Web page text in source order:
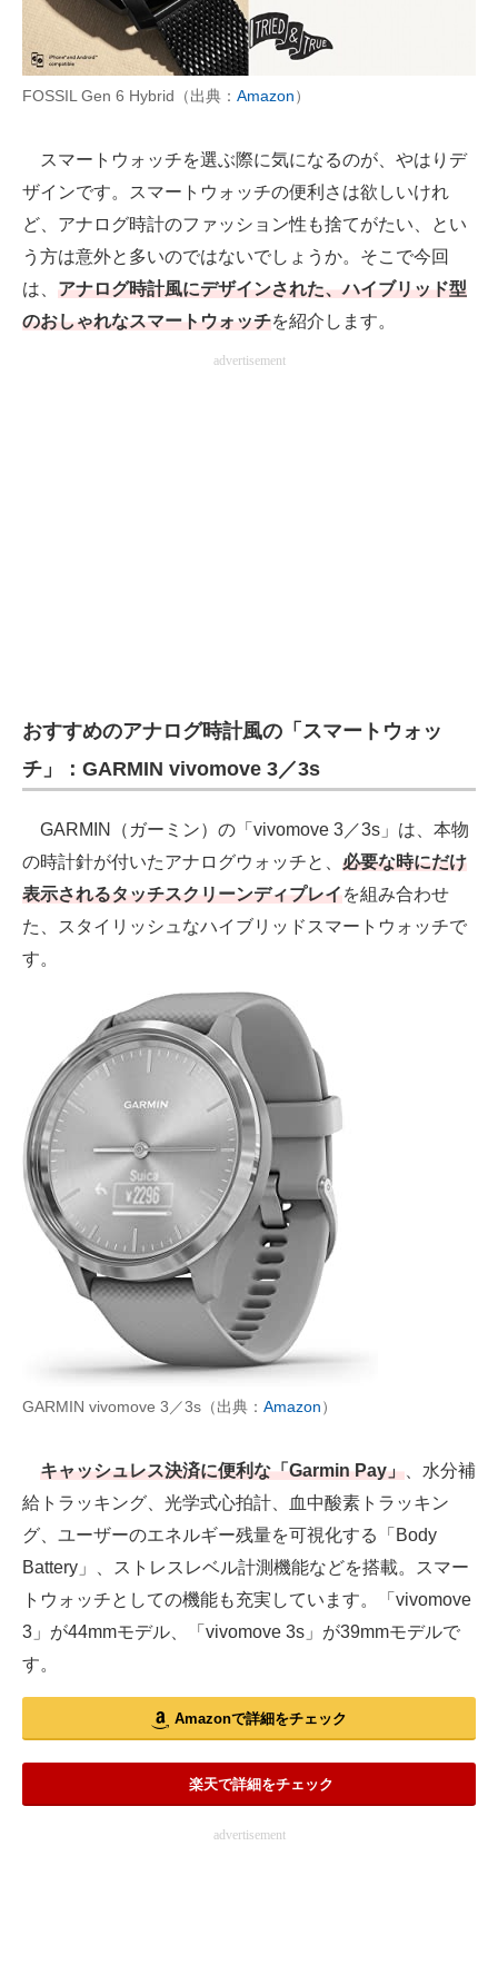
AI活用のいまが分かる
ITエンジニア向け専門サイト
IT製品の技術・比較・事例
FOSSIL Gen 6 Hybrid（出典： Amazon）
スマートウォッチを選ぶ際に気になるのが、やはりデ
ザインです。スマートウォッチの便利さは欲しいけれ
ど、アナログ時計のファッション性も捨てがたい、とい
う方は意外と多いのではないでしょうか。そこで今回
は、 アナログ時計風にデザインされた、ハイブリッド型
のおしゃれなスマートウォッチを紹介します。
advertisement
おすすめのアナログ時計風の「スマートウォッ
チ」：GARMIN vivomove 3／3s
GARMIN（ガーミン）の「vivomove 3／3s」は、本物
の時計針が付いたアナログウォッチと、 必要な時にだけ
表示されるタッチスクリーンディプレイを組み合わせ
た、スタイリッシュなハイブリッドスマートウォッチで
す。
GARMIN vivomove 3／3s（出典： Amazon）
キャッシュレス決済に便利な「Garmin Pay」 、水分補
給トラッキング、光学式心拍計、血中酸素トラッキン
グ、ユーザーのエネルギー残量を可視化する「Body
Battery」、ストレスレベル計測機能などを搭載。スマー
トウォッチとしての機能も充実しています。「vivomove
3」が44mmモデル、「vivomove 3s」が39mmモデルで
す。
Amazonで詳細をチェック
楽天で詳細をチェック
advertisement